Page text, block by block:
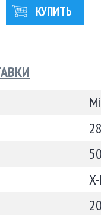
КУПИТЬ